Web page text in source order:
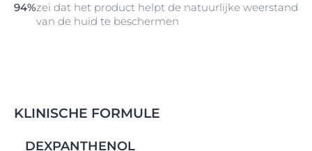
94%zei dat het product helpt de natuurlijke weerstand
van de huid te beschermen
KLINISCHE FORMULE
DEXPANTHENOL